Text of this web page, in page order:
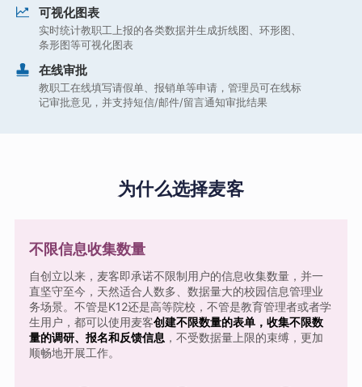
可视化图表
实时统计教职工上报的各类数据并生成折线图、环形图、
条形图等可视化图表
在线审批
教职工在线填写请假单、报销单等申请，管理员可在线标
记审批意见，并支持短信/邮件/留言通知审批结果
为什么选择麦客
不限信息收集数量
自创立以来，麦客即承诺不限制用户的信息收集数量，并一
直坚守至今，天然适合人数多、数据量大的校园信息管理业
务场景。不管是K12还是高等院校，不管是教育管理者或者学
生用户，都可以使用麦客创建不限数量的表单，收集不限数
量的调研、报名和反馈信息 ，不受数据量上限的束缚，更加
顺畅地开展工作。